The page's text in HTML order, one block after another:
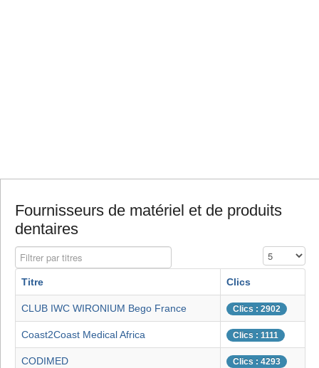
Fournisseurs de matériel et de produits
dentaires
Filtrer par titres Affichage #
Titre Clics
CLUB IWC WIRONIUM Bego France Clics : 2902
Coast2Coast Medical Africa Clics : 1111
CODIMED Clics : 4293